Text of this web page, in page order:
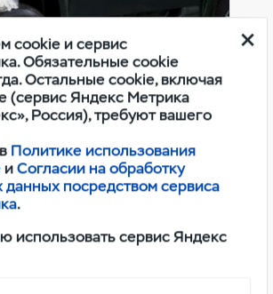
расходные
УАЗ
cookie и сервис
Обязательные cookie
Остальные cookie, включая
(сервис Яндекс Метрика
Россия), требуют вашего
Политике использования
иСогласии на обработку
посредством сервиса
.
использовать сервис Яндекс